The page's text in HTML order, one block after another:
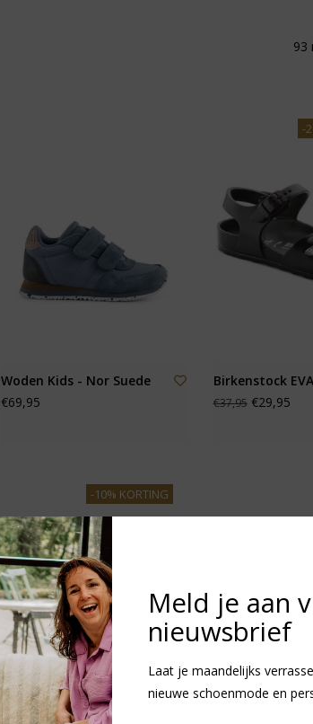
93
Woden Kids - Nor Suede
€69,95
-
Birkenstock
€37,95€29,95
-10% KORTING
Meld je aan
nieuwsbrief
Laat je maandelijks
nieuwe schoenmode en